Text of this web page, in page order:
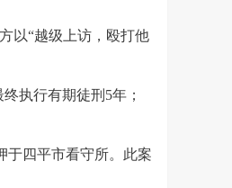
以“越级上访，殴打他
执行有期徒刑 5年；
于四平市看守所。此案